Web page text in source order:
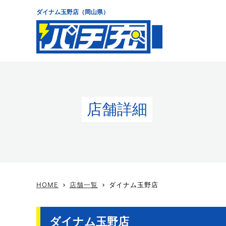
ダイナム玉野店（岡山県）
店舗詳細
HOME keyboard_arrow_right 店舗一覧 keyboard_arrow_right ダイナム玉野店
ダイナム玉野店